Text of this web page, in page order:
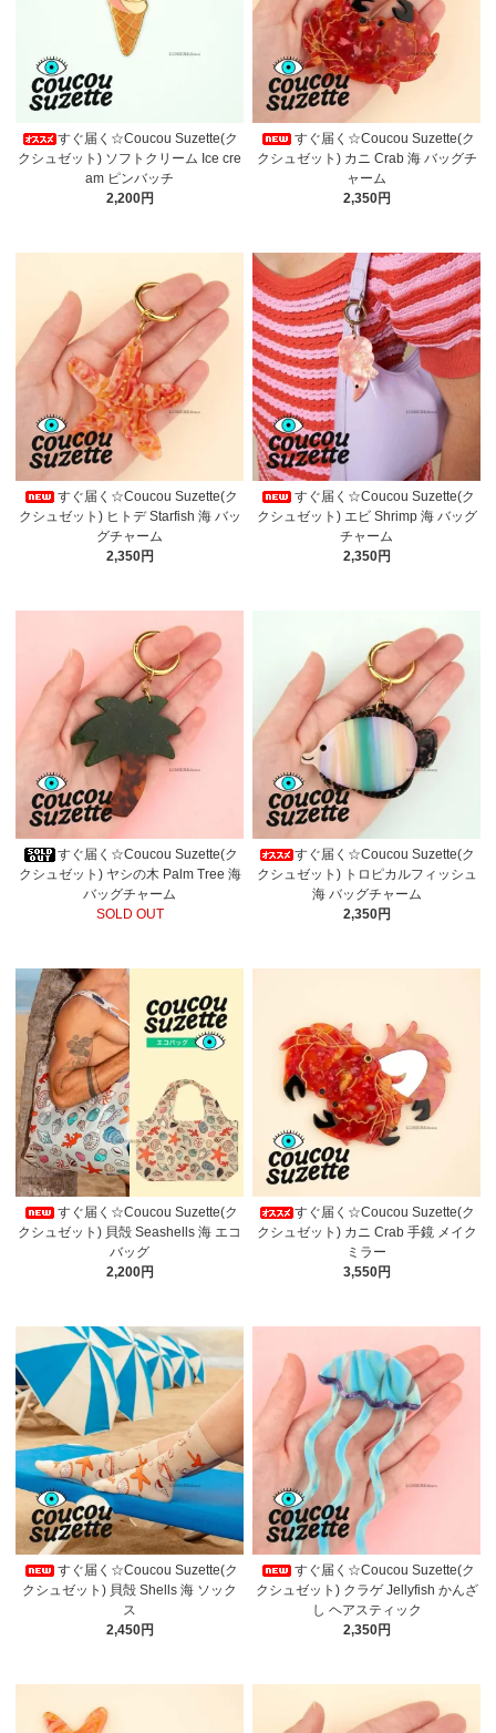
すぐ届く☆Coucou Suzette(ク
クシュゼット) ソフトクリーム Ice cre
am ピンバッチ
2,200円
すぐ届く☆Coucou Suzette(ク
クシュゼット) カニ Crab 海 バッグチ
ャーム
2,350円
すぐ届く☆Coucou Suzette(ク
クシュゼット) ヒトデ Starfish 海 バッ
グチャーム
2,350円
すぐ届く☆Coucou Suzette(ク
クシュゼット) エビ Shrimp 海 バッグ
チャーム
2,350円
すぐ届く☆Coucou Suzette(ク
クシュゼット) ヤシの木 Palm Tree 海
バッグチャーム
SOLD OUT
すぐ届く☆Coucou Suzette(ク
クシュゼット) トロピカルフィッシュ
海 バッグチャーム
2,350円
すぐ届く☆Coucou Suzette(ク
クシュゼット) 貝殻 Seashells 海 エコ
バッグ
2,200円
すぐ届く☆Coucou Suzette(ク
クシュゼット) カニ Crab 手鏡 メイク
ミラー
3,550円
すぐ届く☆Coucou Suzette(ク
クシュゼット) 貝殻 Shells 海 ソック
ス
2,450円
すぐ届く☆Coucou Suzette(ク
クシュゼット) クラゲ Jellyfish かんざ
し ヘアスティック
2,350円